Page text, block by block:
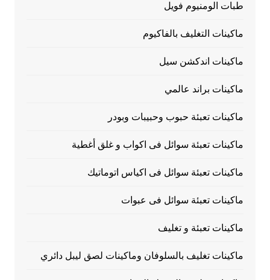
طبات الومنيوم فويل
ماكينات التغليف بالفاكيوم
ماكينات اندكشن سيل
ماكينات براند عالمي
ماكينات تعبئة حبوب وحبيبات وبودر
ماكينات تعبئة سوائل فى اكواب و غلق أغطية
ماكينات تعبئة سوائل فى اكياس اتوماتيك
ماكينات تعبئة سوائل فى عبوات
ماكينات تعبئة و تغليف
ماكينات تغليف بالسلوفان وماكينات لصق ليبل دائري